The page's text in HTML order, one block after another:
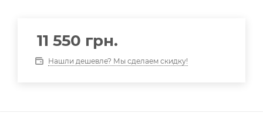
11 550 грн.
Нашли дешевле? Мы сделаем скидку!